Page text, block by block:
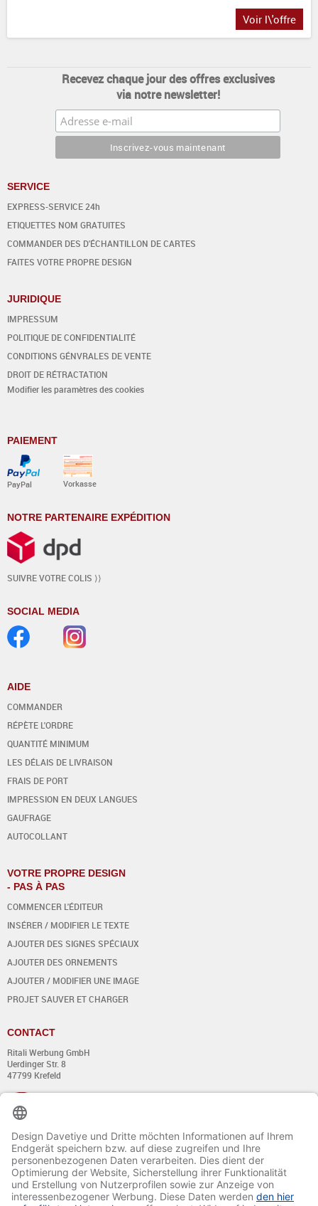
Voir l\'offre
Recevez chaque jour des offres exclusives
via notre newsletter!
SERVICE
EXPRESS-SERVICE 24h
ETIQUETTES NOM GRATUITES
COMMANDER DES D'ÉCHANTILLON DE CARTES
FAITES VOTRE PROPRE DESIGN
JURIDIQUE
IMPRESSUM
POLITIQUE DE CONFIDENTIALITÉ
CONDITIONS GÉNVRALES DE VENTE
DROIT DE RÉTRACTATION
Modifier les paramètres des cookies
PAIEMENT
PayPal Vorkasse
NOTRE PARTENAIRE EXPÉDITION
SUIVRE VOTRE COLIS ⟩⟩
SOCIAL MEDIA
AIDE
COMMANDER
RÉPÈTE L'ORDRE
QUANTITÉ MINIMUM
LES DÉLAIS DE LIVRAISON
FRAIS DE PORT
IMPRESSION EN DEUX LANGUES
GAUFRAGE
AUTOCOLLANT
VOTRE PROPRE DESIGN
- PAS À PAS
COMMENCER L'ÉDITEUR
INSÉRER / MODIFIER LE TEXTE
AJOUTER DES SIGNES SPÉCIAUX
AJOUTER DES ORNEMENTS
AJOUTER / MODIFIER UNE IMAGE
PROJET SAUVER ET CHARGER
CONTACT
Ritali Werbung GmbH
Uerdinger Str. 8
47799 Krefeld
+49 (0) 21 51 - 7 633 633
Du lundi au jeudi:
de 8:00 - 13:00
et de 14:00 - 17:00 heures
Vendredi:
de 8:00 - 13:00